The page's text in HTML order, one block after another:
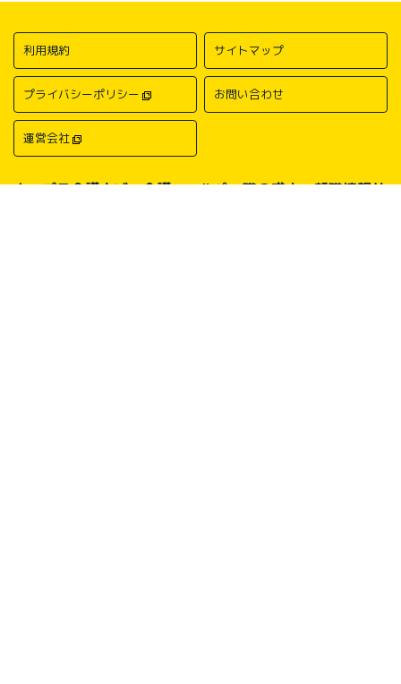
利用規約 サイトマップ
プライバシーポリシー お問い合わせ
運営会社
キャプラ介護ナビ－介護・ヘルパー職の求人・転職情報サ